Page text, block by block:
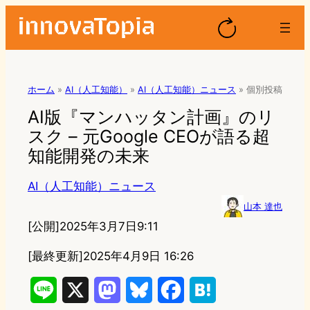
ホーム » AI（人工知能） » AI（人工知能）ニュース » 個別投稿
AI版『マンハッタン計画』のリ
スク – 元Google CEOが語る超
知能開発の未来
AI（人工知能）ニュース
山本 達也
[公開]2025年3月7日9:11
[最終更新]2025年4月9日 16:26